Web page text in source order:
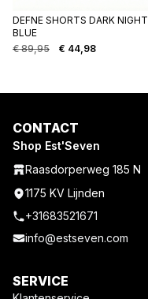
DEFNE SHORTS DARK NIGHT
BLUE
€89,95
Oorspronkelijke
€ 89,95.
€ 44,98
Huidige
€ 44,98.
CONTACT
Shop Est'Seven
Raasdorperweg 185 N
1175 KV Lijnden
+31683521671
info@estseven.com
SERVICE